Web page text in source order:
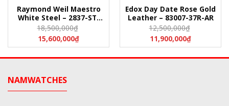
Raymond Weil Maestro
White Steel – 2837-ST-
00308
18,500,000₫
15,600,000₫
Edox Day Date Rose Gold
Leather – 83007-37R-AR
12,500,000₫
11,900,000₫
NAMWATCHES